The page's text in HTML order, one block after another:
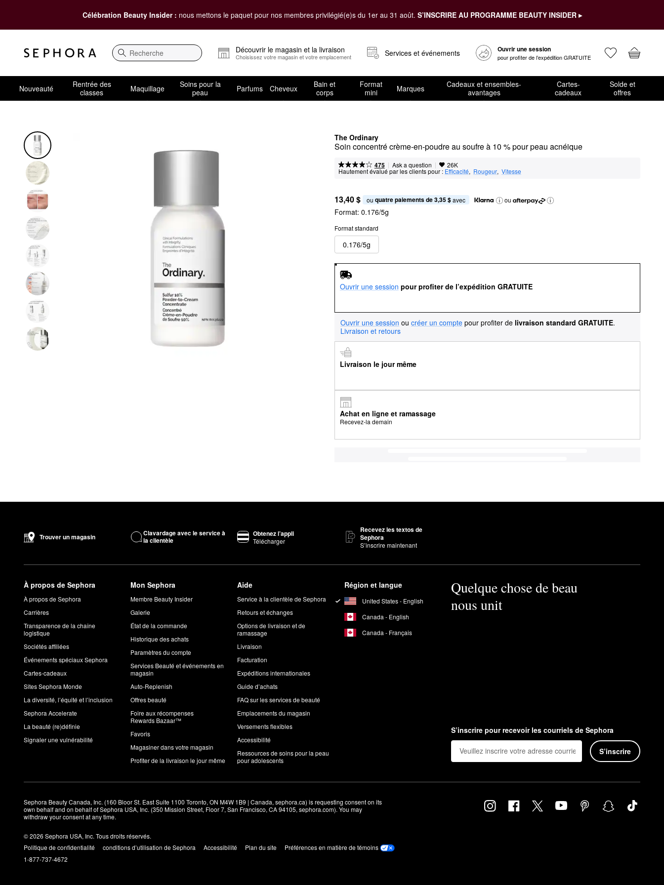
Célébration Beauty Insider : nous mettons le paquet pour nos membres privilégié(e)s du 1er au 31 août. S’INSCRIRE AU PROGRAMME BEAUTY INSIDER ▸
Recherche
Découvrir le magasin et la livraison
Choisissez votre magasin et votre emplacement Services et événements Ouvrir une session
pour profiter de l’expédition GRATUITE
Nouveauté
Rentrée des
classes
Maquillage
Soins pour la
peau
Parfums Cheveux
Bain et
corps
Format
mini
Marques
Cadeaux et ensembles-
avantages
Cartes-
cadeaux
Solde et
offres
The Ordinary
Soin concentré crème-en-poudre au soufre à 10 % pour peau acnéique
475 | Ask a question | 26K
Hautement évalué par les clients pour : Efficacité, Rougeur, Vitesse
13,40 $ ou quatre paiements de 3,35 $ avec ou
Format: 0.176/5g
Format standard
0.176/5g
Ouvrir une session pour profiter de l’expédition GRATUITE
Ouvrir une session ou créer un compte pour profiter de livraison standard GRATUITE.
Livraison et retours
Livraison le jour même
Achat en ligne et ramassage
Recevez-la demain
Trouver un magasin
Clavardage avec le service à
la clientèle
Obtenez l’appli
Télécharger
Recevez les textos de
Sephora
S’inscrire maintenant
À propos de Sephora
À propos de Sephora
Carrières
Transparence de la chaîne
logistique
Sociétés affiliées
Événements spéciaux Sephora
Cartes-cadeaux
Sites Sephora Monde
La diversité, l’équité et l’inclusion
Sephora Accelerate
La beauté (re)définie
Signaler une vulnérabilité
Mon Sephora
Membre Beauty Insider
Galerie
État de la commande
Historique des achats
Paramètres du compte
Services Beauté et événements en
magasin
Auto-Replenish
Offres beauté
Foire aux récompenses
Rewards Bazaar™
Favoris
Magasiner dans votre magasin
Profiter de la livraison le jour même
Aide
Service à la clientèle de Sephora
Retours et échanges
Options de livraison et de
ramassage
Livraison
Facturation
Expéditions internationales
Guide d’achats
FAQ sur les services de beauté
Emplacements du magasin
Versements flexibles
Accessibilité
Ressources de soins pour la peau
pour adolescents
Région et langue
United States - English
Canada - English
Canada - Français
Quelque chose de beau
nous unit
S’inscrire pour recevoir les courriels de Sephora
S’inscrire
Sephora Beauty Canada, Inc. (160 Bloor St. East Suite 1100 Toronto, ON M4W 1B9 | Canada, sephora.ca) is requesting consent on its
own behalf and on behalf of Sephora USA, Inc. (350 Mission Street, Floor 7, San Francisco, CA 94105, sephora.com). You may
withdraw your consent at any time.
© 2026 Sephora USA, Inc. Tous droits réservés.
Politique de confidentialité
conditions d’utilisation de Sephora Accessibilité Plan du site
Préférences en matière de témoins
1-877-737-4672